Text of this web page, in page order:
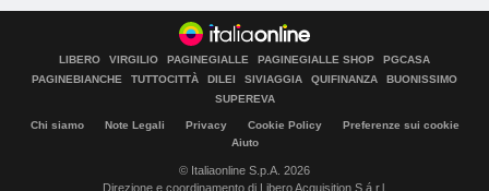
LIBERO VIRGILIO PAGINEGIALLE PAGINEGIALLE SHOP
PGCASA
PAGINEBIANCHE
TUTTOCITTÀ DILEI SIVIAGGIA QUIFINANZA
BUONISSIMO
SUPEREVA
Chi siamo Note Legali Privacy Cookie Policy
Preferenze sui cookie
Aiuto
© Italiaonline S.p.A. 2026
Direzione e coordinamento di Libero Acquisition S.á r.l.